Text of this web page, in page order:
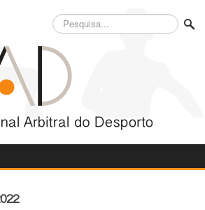
Pesquisa...